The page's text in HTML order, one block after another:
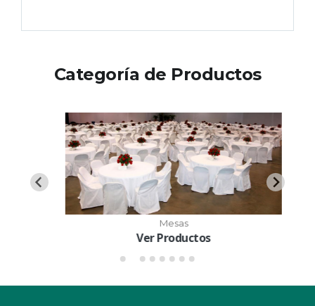
Categoría de Productos
Mesas
Ver Productos